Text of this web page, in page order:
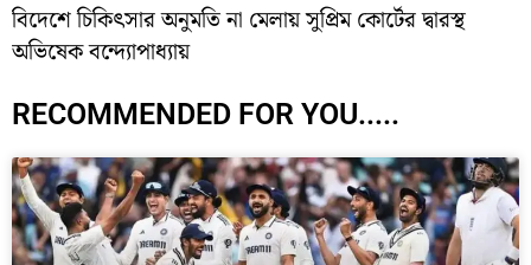
বিদেশে চিকিৎসার অনুমতি না মেলায় সুপ্রিম কোর্টের দ্বারস্থ
অভিষেক বন্দ্যোপাধ্যায়
RECOMMENDED FOR YOU.....